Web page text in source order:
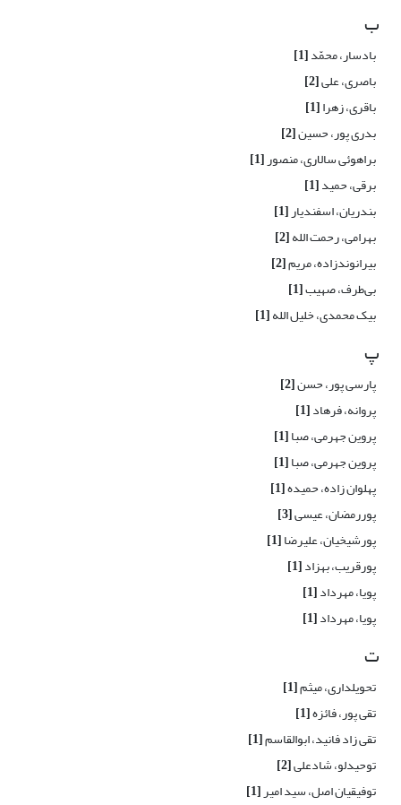
ب
بادسار، محمّد[1]
باصری، علی[2]
باقری، زهرا[1]
بدری پور، حسین[2]
براهوئی سالاری، منصور[1]
برقی، حمید[1]
بندریان، اسفندیار[1]
بهرامی، رحمت الله[2]
بیرانوندزاده، مریم[2]
بی‌طرف، صهیب[1]
بیک محمدی، خلیل الله[1]
پ
پارسی پور، حسن[2]
پروانه، فرهاد[1]
پروین‌ جهرمی، صبا[1]
پروین جهرمی، صبا[1]
پهلوان زاده، حمیده[1]
پوررمضان، عیسی[3]
پورشیخیان، علیرضا[1]
پورقریب، بهزاد[1]
پویا، مهرداد[1]
پویا، مهرداد[1]
ت
تحویلداری، میثم[1]
تقی پور، فائزه[1]
تقی زاد فانید، ابوالقاسم[1]
توحیدلو، شادعلی[2]
توفیقیان اصل، سید امیر[1]